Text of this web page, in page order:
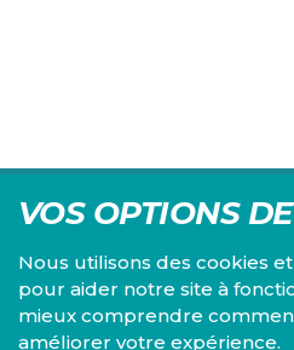
VOS OPTIONS
Nous utilisons des cookies
pour aider notre site à
mieux comprendre
améliorer votre expérience.
Centre d'études du PS,